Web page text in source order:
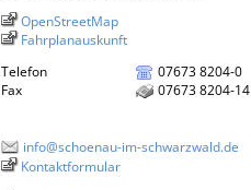
OpenStreetMap
Fahrplanauskunft
Telefon
07673 8204-0
Fax
07673 8204-14
info@schoenau-im-schwarzwald.de
Kontaktformular